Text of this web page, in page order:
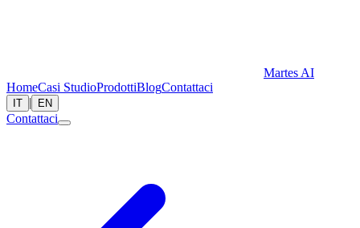
Martes AI
HomeCasi StudioProdottiBlogContattaci
IT | EN
Contattaci